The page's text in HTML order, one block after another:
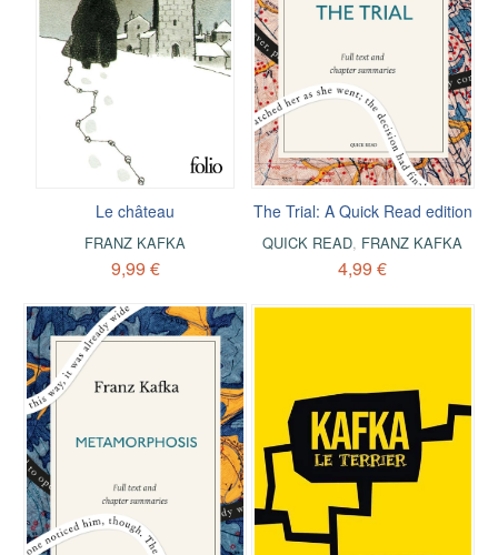
Le château
FRANZ KAFKA
9,99 €
The Trial: A Quick Read edition
QUICK READ, FRANZ KAFKA
4,99 €